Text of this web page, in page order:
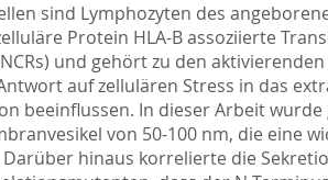
sind Lymphozyten des
Protein HLA-B assoziierte
und gehört zu den
auf zellulären Stress in das
beeinflussen. In dieser Arbeit
von 50-100 nm, die eine
hinaus korrelierte die